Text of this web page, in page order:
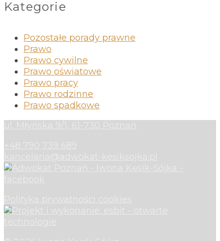
Kategorie
Pozostałe porady prawne
Prawo
Prawo cywilne
Prawo oświatowe
Prawo pracy
Prawo rodzinne
Prawo spadkowe